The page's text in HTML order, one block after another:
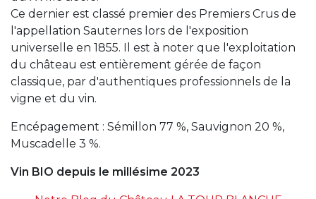
Ce dernier est classé premier des Premiers Crus de
l'appellation Sauternes lors de l'exposition
universelle en 1855. Il est à noter que l'exploitation
du château est entièrement gérée de façon
classique, par d'authentiques professionnels de la
vigne et du vin.
Encépagement : Sémillon 77 %, Sauvignon 20 %,
Muscadelle 3 %.
Vin BIO depuis le millésime 2023